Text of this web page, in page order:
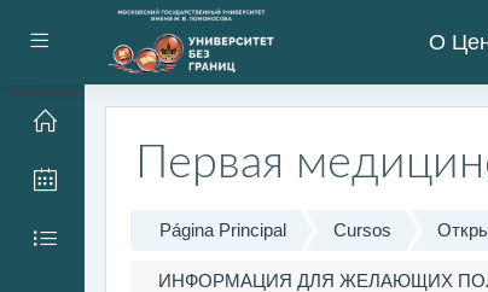
Panel lateral О
Salta al contenido principal
Первая
Página Principal Cursos
ИНФОРМАЦИЯ ДЛЯ ЖЕЛАЮЩИХ